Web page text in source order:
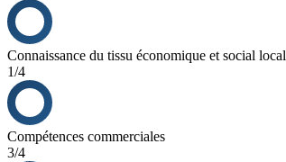
Connaissance du tissu économique et social local
1/4
Compétences commerciales
3/4